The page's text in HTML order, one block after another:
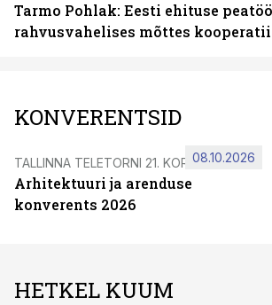
Tarmo Pohlak: Eesti ehituse
rahvusvahelises mõttes
KONVERENTSID
TALLINNA TELETORNI 21. KORRUSEL
Arhitektuuri ja arenduse
konverents 2026
08.10.2026
HETKEL KUUM